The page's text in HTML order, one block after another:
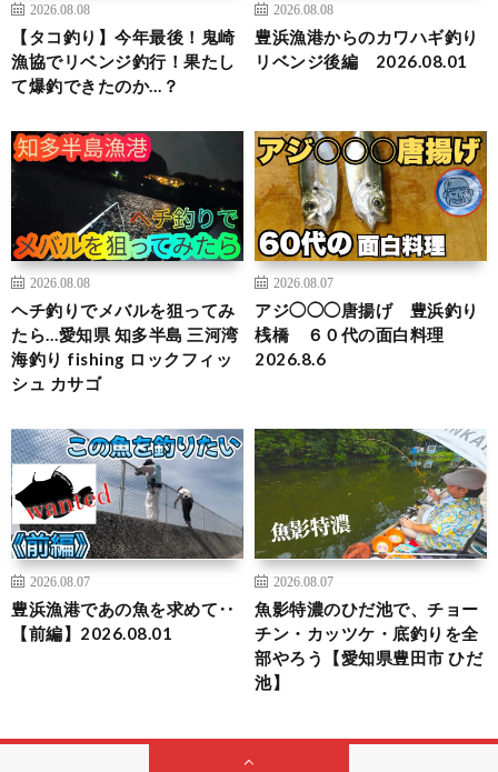
2026.08.08
【タコ釣り】今年最後！鬼崎
漁協でリベンジ釣行！果たし
て爆釣できたのか…？
2026.08.08
豊浜漁港からのカワハギ釣り
リベンジ後編 2026.08.01
2026.08.08
ヘチ釣りでメバルを狙ってみ
たら…愛知県 知多半島 三河湾
海釣り fishing ロックフィッ
シュ カサゴ
2026.08.07
アジ◯◯◯唐揚げ 豊浜釣り
桟橋 ６０代の面白料理
2026.8.6
2026.08.07
豊浜漁港であの魚を求めて‥
【前編】2026.08.01
2026.08.07
魚影特濃のひだ池で、チョー
チン・カッツケ・底釣りを全
部やろう【愛知県豊田市 ひだ
池】